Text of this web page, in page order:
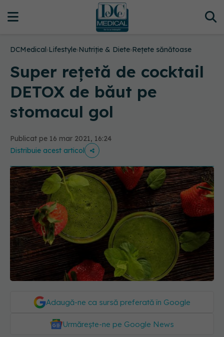
DCMedical›Lifestyle›Nutriție & Diete›Rețete sănătoase
Super rețetă de cocktail
DETOX de băut pe
stomacul gol
Publicat pe 16 mar 2021, 16:24
Distribuie acest articol
Adaugă-ne ca sursă preferată în Google
Urmărește-ne pe Google News